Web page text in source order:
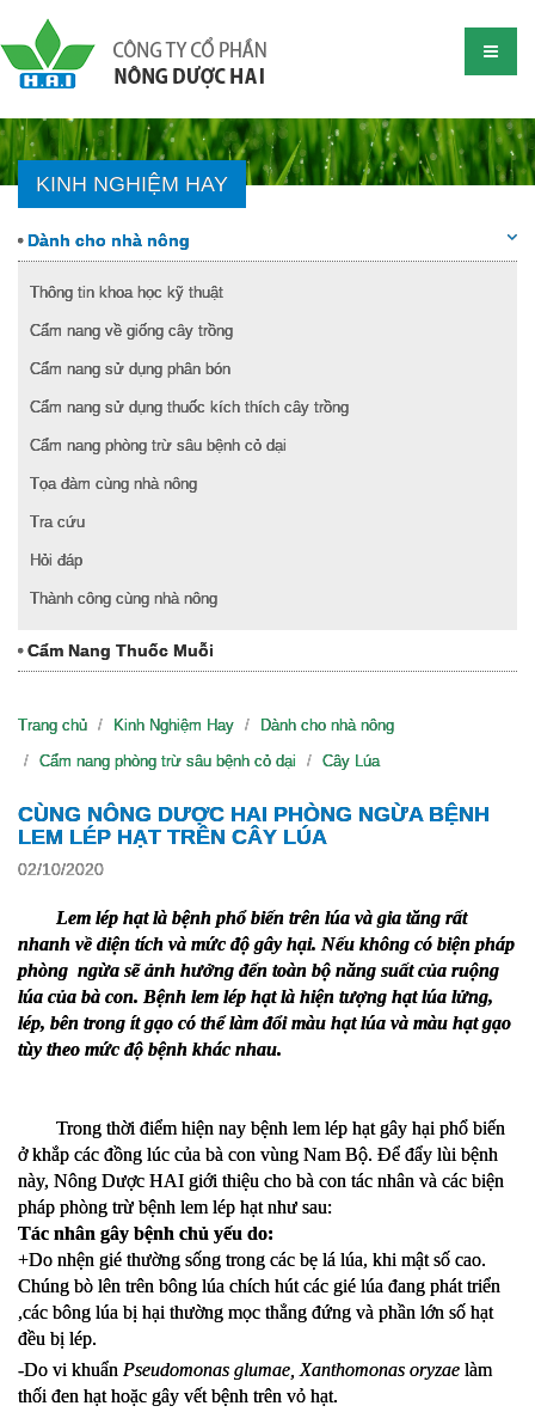
KINH NGHIỆM HAY
Dành cho nhà nông
Thông tin khoa học kỹ thuật
Cẩm nang về giống cây trồng
Cẩm nang sử dụng phân bón
Cẩm nang sử dụng thuốc kích thích cây trồng
Cẩm nang phòng trừ sâu bệnh cỏ dại
Tọa đàm cùng nhà nông
Tra cứu
Hỏi đáp
Thành công cùng nhà nông
Cẩm Nang Thuốc Muỗi
Trang chủ Kinh Nghiệm Hay
Dành cho nhà nông
Cẩm nang phòng trừ sâu bệnh cỏ dại
Cây Lúa
CÙNG NÔNG DƯỢC HAI PHÒNG NGỪA BỆNH
LEM LÉP HẠT TRÊN CÂY LÚA
02/10/2020
Lem lép hạt là bệnh phổ biến trên lúa và gia tăng rất
nhanh về diện tích và mức độ gây hại. Nếu không có biện pháp
phòng  ngừa sẽ ảnh hưởng đến toàn bộ năng suất của ruộng
lúa của bà con. Bệnh lem lép hạt là hiện tượng hạt lúa lửng,
lép, bên trong ít gạo có thể làm đổi màu hạt lúa và màu hạt gạo
tùy theo mức độ bệnh khác nhau.
Trong thời điểm hiện nay bệnh lem lép hạt gây hại phổ biến
ở khắp các đồng lúc của bà con vùng Nam Bộ. Để đẩy lùi bệnh
này, Nông Dược HAI giới thiệu cho bà con tác nhân và các biện
pháp phòng trừ bệnh lem lép hạt như sau:
Tác nhân gây bệnh chủ yếu do:
+Do nhện gié thường sống trong các bẹ lá lúa, khi mật số cao.
Chúng bò lên trên bông lúa chích hút các gié lúa đang phát triển
,các bông lúa bị hại thường mọc thẳng đứng và phần lớn số hạt
đều bị lép.
-Do vi khuẩn Pseudomonas glumae, Xanthomonas oryzae làm
thối đen hạt hoặc gây vết bệnh trên vỏ hạt.